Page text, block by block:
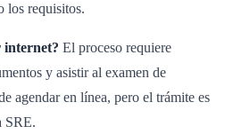
los requisitos.
internet? El proceso requiere
y asistir al examen de
agendar en línea, pero el trámite es
SRE.